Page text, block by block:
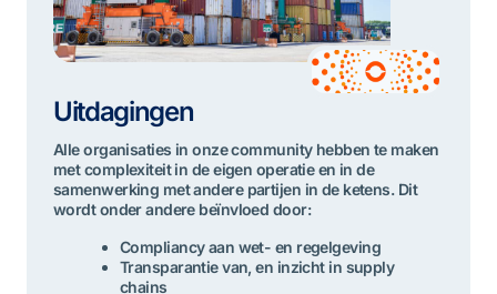
Uitdagingen
Alle organisaties in onze community hebben te maken
met complexiteit in de eigen operatie en in de
samenwerking met andere partijen in de ketens. Dit
wordt onder andere beïnvloed door:
Compliancy aan wet- en regelgeving
Transparantie van, en inzicht in supply
chains